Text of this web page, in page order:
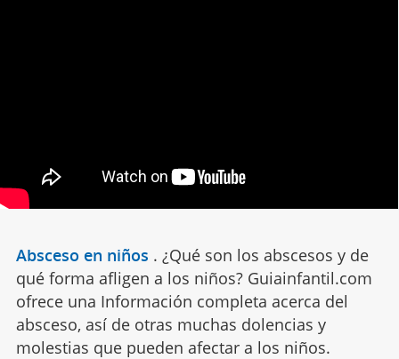
Absceso en niños . ¿Qué son los abscesos y de
qué forma afligen a los niños? Guiainfantil.com
ofrece una Información completa acerca del
absceso, así de otras muchas dolencias y
molestias que pueden afectar a los niños.